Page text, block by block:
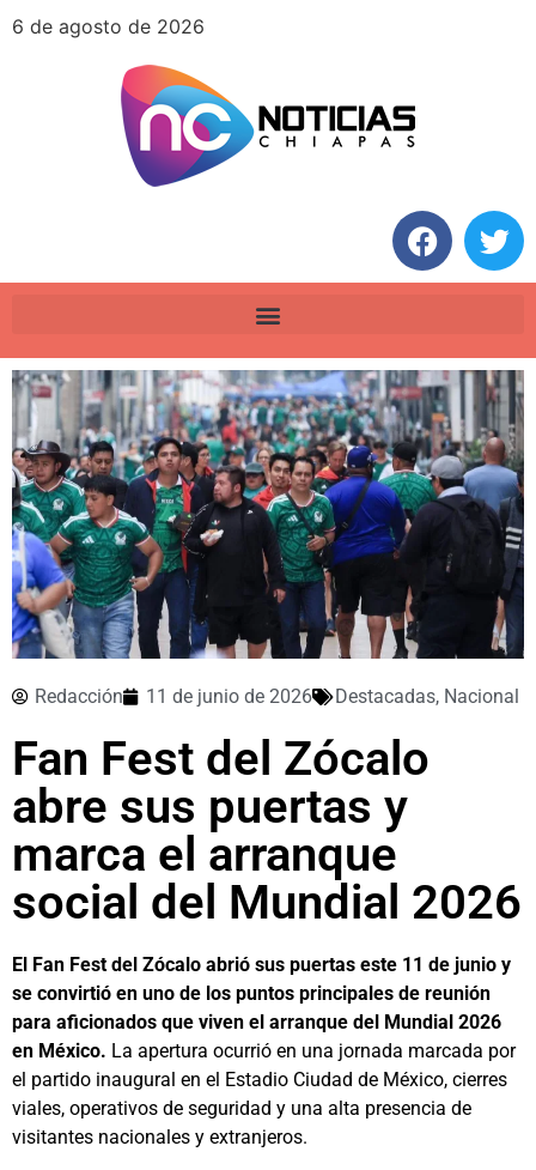
6 de agosto de 2026
Redacción 11 de junio de 2026 Destacadas, Nacional
Fan Fest del Zócalo
abre sus puertas y
marca el arranque
social del Mundial 2026
El Fan Fest del Zócalo abrió sus puertas este 11 de junio y
se convirtió en uno de los puntos principales de reunión
para aficionados que viven el arranque del Mundial 2026
en México. La apertura ocurrió en una jornada marcada por
el partido inaugural en el Estadio Ciudad de México, cierres
viales, operativos de seguridad y una alta presencia de
visitantes nacionales y extranjeros.